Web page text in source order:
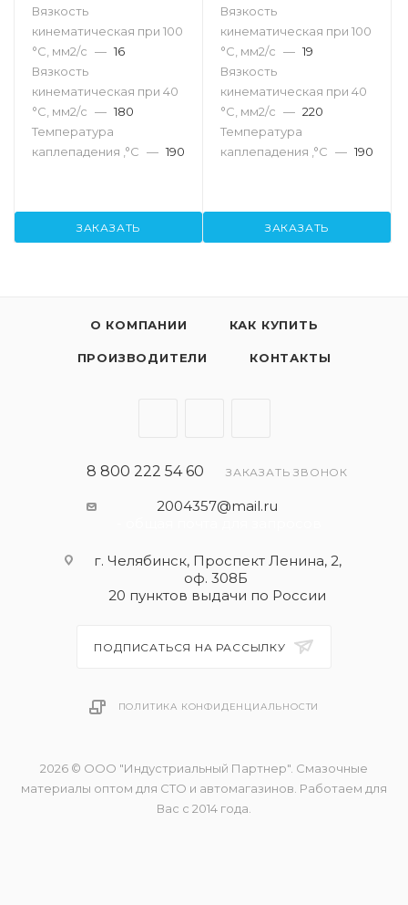
Вязкость
кинематическая при 100
°С, мм2/с — 16
Вязкость
кинематическая при 40
°С, мм2/с — 180
Температура
каплепадения ,°C — 190
ЗАКАЗАТЬ
Вязкость
кинематическая при 100
°С, мм2/с — 19
Вязкость
кинематическая при 40
°С, мм2/с — 220
Температура
каплепадения ,°C — 190
ЗАКАЗАТЬ
О КОМПАНИИ КАК КУПИТЬ
ПРОИЗВОДИТЕЛИ КОНТАКТЫ
8 800 222 54 60 ЗАКАЗАТЬ ЗВОНОК
2004357@mail.ru
г. Челябинск, Проспект Ленина, 2,
оф. 308Б
20 пунктов выдачи по России
ПОДПИСАТЬСЯ НА РАССЫЛКУ
ПОЛИТИКА КОНФИДЕНЦИАЛЬНОСТИ
2026 © ООО "Индустриальный Партнер". Смазочные
материалы оптом для СТО и автомагазинов. Работаем для
Вас с 2014 года.